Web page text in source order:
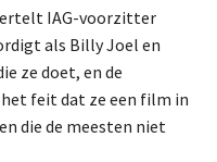
IAG-voorzitter
als Billy Joel en
ze doet, en de
feit dat ze een film in
die de meesten niet